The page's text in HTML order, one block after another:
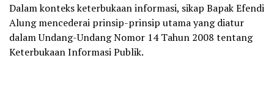
Dalam konteks keterbukaan informasi, sikap Bapak Efendi
Alung mencederai prinsip-prinsip utama yang diatur
dalam Undang-Undang Nomor 14 Tahun 2008 tentang
Keterbukaan Informasi Publik.